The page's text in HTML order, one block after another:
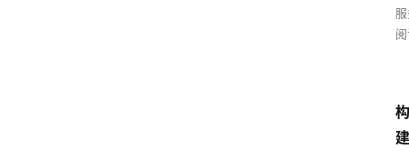
构
建